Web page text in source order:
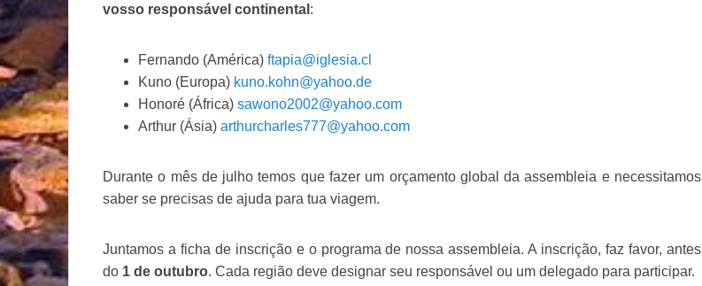
vosso responsável continental :
Fernando (América) ftapia@iglesia.cl
Kuno (Europa) kuno.kohn@yahoo.de
Honoré (África) sawono2002@yahoo.com
Arthur (Ásia) arthurcharles777@yahoo.com
Durante o mês de julho temos que fazer um orçamento global da assembleia e necessitamos
saber se precisas de ajuda para tua viagem.
Juntamos a ficha de inscrição e o programa de nossa assembleia. A inscrição, faz favor, antes
do 1 de outubro. Cada região deve designar seu responsável ou um delegado para participar.